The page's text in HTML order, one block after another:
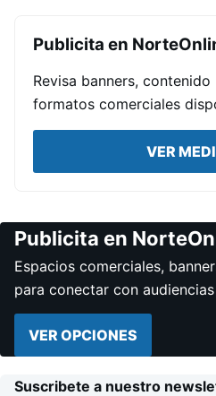
Publicita en
Revisa banners,
formatos comerciales
VER
Publicita en
Espacios comerciales,
para conectar con
VER OPCIONES
Suscribete a nuestro